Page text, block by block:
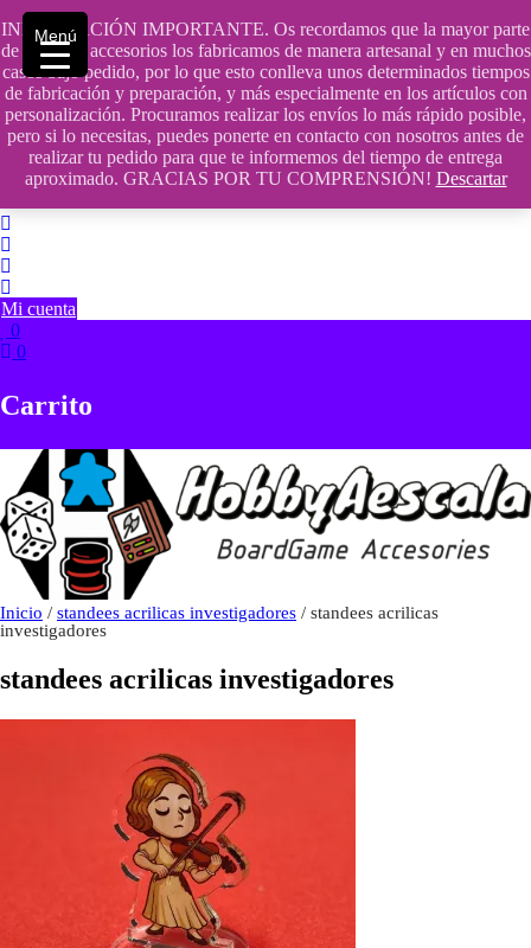
INFORMACIÓN IMPORTANTE. Os recordamos que la mayor parte
de nuestros accesorios los fabricamos de manera artesanal y en muchos
casos bajo pedido, por lo que esto conlleva unos determinados tiempos
de fabricación y preparación, y más especialmente en los artículos con
personalización. Procuramos realizar los envíos lo más rápido posible,
pero si lo necesitas, puedes ponerte en contacto con nosotros antes de
realizar tu pedido para que te informemos del tiempo de entrega
aproximado. GRACIAS POR TU COMPRENSIÓN! Descartar
Saltar
contenido
609241475 SOLO DE 10:00 a 14:00
info@hobbyaescala.com
San Fernando de Henares
10:00 - 14:00
Mi cuenta
0
0
Carrito
Inicio / standees acrilicas investigadores / standees acrilicas
investigadores
standees acrilicas investigadores
Menú